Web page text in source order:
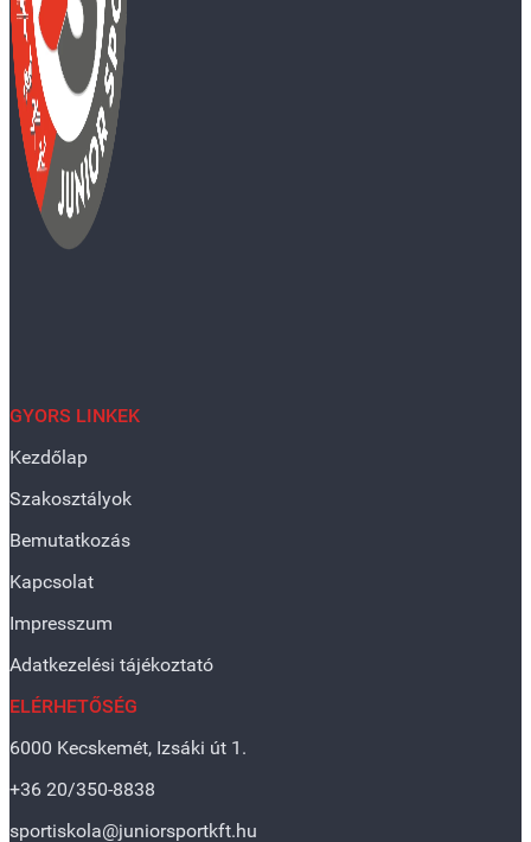
GYORS LINKEK
Kezdőlap
Szakosztályok
Bemutatkozás
Kapcsolat
Impresszum
Adatkezelési tájékoztató
ELÉRHETŐSÉG
6000 Kecskemét, Izsáki út 1.
+36 20/350-8838
sportiskola@juniorsportkft.hu